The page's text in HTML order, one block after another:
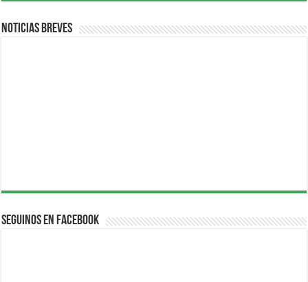
Noticias breves
Seguinos en Facebook